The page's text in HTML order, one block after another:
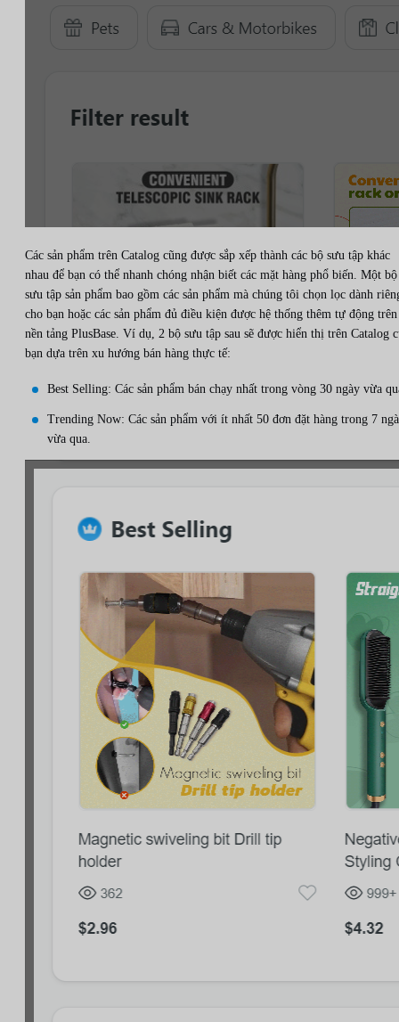
Các sản phẩm trên Catalog cũng được sắp xếp thành các bộ sưu tập khác
nhau để bạn có thể nhanh chóng nhận biết các mặt hàng phổ biến. Một bộ
sưu tập sản phẩm bao gồm các sản phẩm mà chúng tôi chọn lọc dành
cho bạn hoặc các sản phẩm đủ điều kiện được hệ thống thêm tự động trên
nền tảng PlusBase. Ví dụ, 2 bộ sưu tập sau sẽ được hiển thị trên Catalog
bạn dựa trên xu hướng bán hàng thực tế:
Best Selling: Các sản phẩm bán chạy nhất trong vòng 30 ngày vừa
Trending Now: Các sản phẩm với ít nhất 50 đơn đặt hàng trong 7
vừa qua.